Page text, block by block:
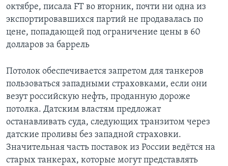
октябре, писала FT во вторник, почти ни одна из
экспортировавшихся партий не продавалась по
цене, попадающей под ограничение цены в 60
долларов за баррель
Потолок обеспечивается запретом для танкеров
пользоваться западными страховками, если они
везут российскую нефть, проданную дороже
потолка. Датским властям предложат
останавливать суда, следующих транзитом через
датские проливы без западной страховки.
Значительная часть поставок из России ведётся на
старых танкерах, которые могут представлять